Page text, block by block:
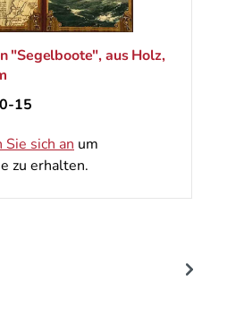
"Segelboote", aus Holz,
15
Sie sich an um
zu erhalten.